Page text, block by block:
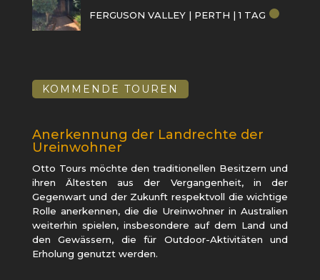
FERGUSON VALLEY | PERTH | 1 TAG
KOMMENDE TOUREN
Anerkennung der Landrechte der
Ureinwohner
Otto Tours möchte den traditionellen Besitzern und
ihren Ältesten aus der Vergangenheit, in der
Gegenwart und der Zukunft respektvoll die wichtige
Rolle anerkennen, die die Ureinwohner in Australien
weiterhin spielen, insbesondere auf dem Land und
den Gewässern, die für Outdoor-Aktivitäten und
Erholung genutzt werden.